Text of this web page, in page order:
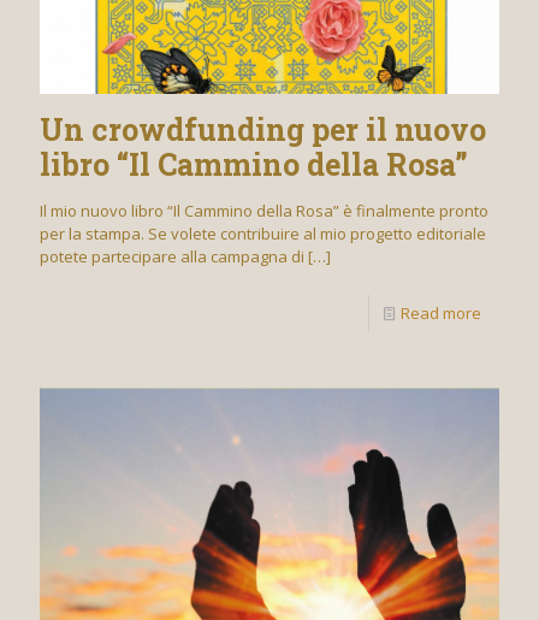
Un crowdfunding per il nuovo
libro “Il Cammino della Rosa”
Il mio nuovo libro “Il Cammino della Rosa” è finalmente pronto
per la stampa. Se volete contribuire al mio progetto editoriale
potete partecipare alla campagna di […]
Read more